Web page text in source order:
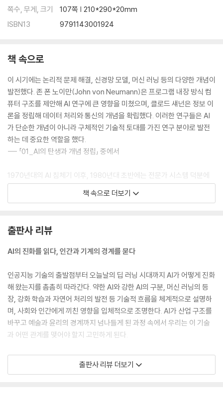
쪽수, 무게, 크기
107쪽 | 210*290*20mm
ISBN13
9791143001924
책 속으로
이 시기에는 논리적 문제 해결, 신경망 모델, 머신 러닝 등의 다양한 개념이
발전했다. 존 폰 노이만(John von Neumann)은 프로그램 내장 방식 컴
퓨터 구조를 제안해 AI 연구에 큰 영향을 미쳤으며, 클로드 섀넌은 정보 이
론을 정립해 데이터 처리와 통신의 개념을 확립했다. 이러한 연구들은 AI
가 단순한 개념이 아니라 구체적인 기술적 토대를 가진 연구 분야로 발전
하는 데 중요한 역할을 했다.
--- 「01_AI의 탄생과 개념 정립」 중에서
1970년대의 AI 침체기 이후, 1980년대 초반에는 전문가 시스템 덕분에
AI 연구가 다시 주목받기 시작했다. 전문가 시스템은 특정 분야의 전문가
가 가진 지식을 규칙 기반(Rule-Based)으로 프로그래밍해 문제를 해결
시스템들은 일부 기업과 연구 기관에서 성공적으로 사용되었으며, AI 연구
에 대한 투자가 다시 증가했다.
DALL·E와 같은 이미지 생성 모델, ChatGPT와 같은 대화형 AI, Codex
와 같은 프로그래밍 지원 AI는 창작의 새로운 패러다임을 제시했다. 디자
이너, 작가, 개발자들은 AI를 도구로 활용해 더 창의적인 작업을 수행할 수
있게 되었다. AI는 신약 개발, 유전자 분석, 의료 영상 판독 등 다양한 의료
분야에서 활용되고 있다. 구글 딥마인드의 알파폴드(AlphaFold)는 단백
다.
--- 「06_현대 AI와 대규모 모델 시대」 중에서
책 속으로 더보기
출판사 리뷰
AI의 진화를 읽다, 인간과 기계의 경계를 묻다
인공지능 기술의 출발점부터 오늘날의 딥 러닝 시대까지 AI가 어떻게 진화
해 왔는지를 촘촘히 따라간다. 약한 AI와 강한 AI의 구분, 머신 러닝의 등
장, 강화 학습과 자연어 처리의 발전 등 기술적 흐름을 체계적으로 설명하
며, 사회와 인간에게 끼친 영향을 입체적으로 조명한다. AI가 산업 구조를
바꾸고 예술과 윤리의 경계까지 넘나들게 된 과정 속에서 우리는 이 기술
과 어떤 관계를 맺어야 할지 고민하게 된다.
이 책은 기술적 진보만을 다루는 데 그치지 않고, 일자리, 편향, 공정성 같
은 사회적 과제도 함께 다룬다. AI가 단순한 기술이 아니라, 새로운 시대정
출판사 리뷰 더보기